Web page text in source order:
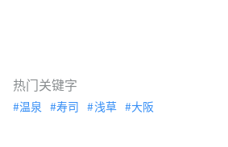
热门关键字
温泉 寿司 浅草 大阪